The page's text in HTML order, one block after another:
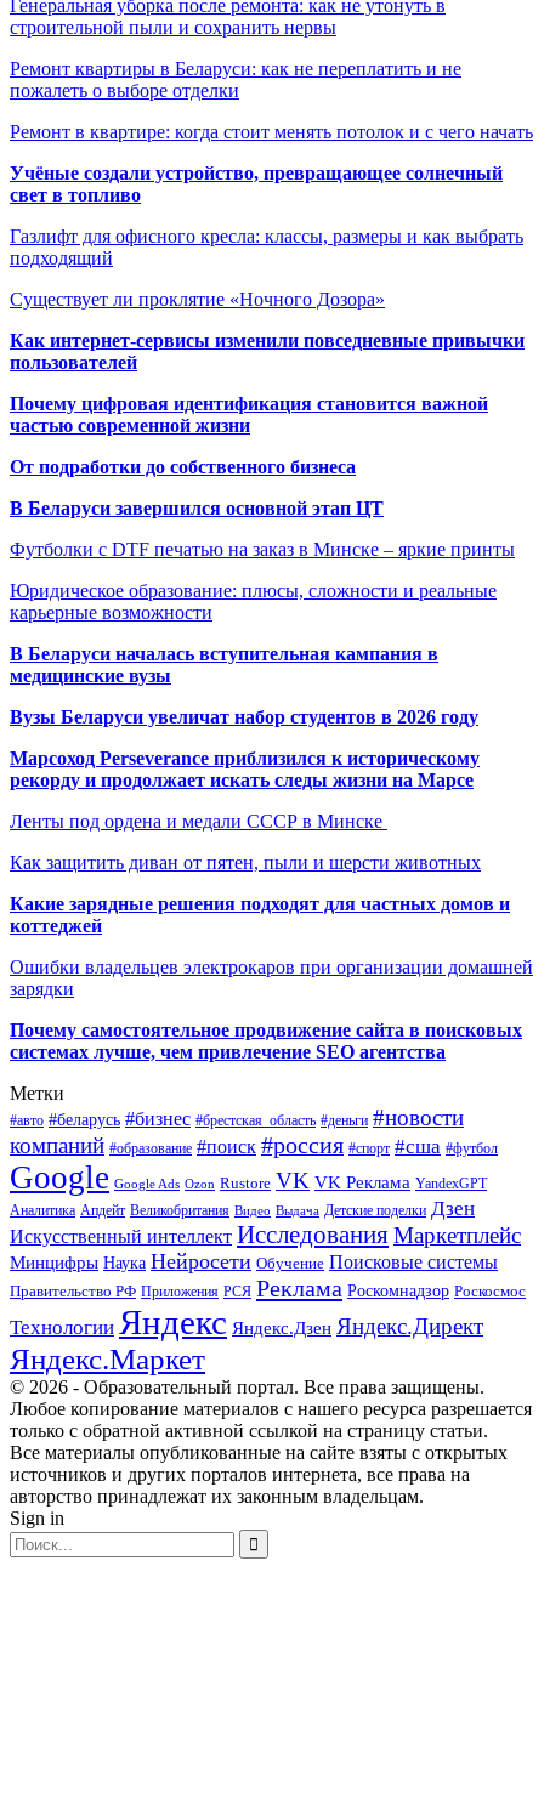
Генеральная уборка после ремонта: как не утонуть в
строительной пыли и сохранить нервы
Ремонт квартиры в Беларуси: как не переплатить и не
пожалеть о выборе отделки
Ремонт в квартире: когда стоит менять потолок и с чего начать
Учёные создали устройство, превращающее солнечный
свет в топливо
Газлифт для офисного кресла: классы, размеры и как выбрать
подходящий
Существует ли проклятие «Ночного Дозора»
Как интернет-сервисы изменили повседневные привычки
пользователей
Почему цифровая идентификация становится важной
частью современной жизни
От подработки до собственного бизнеса
В Беларуси завершился основной этап ЦТ
Футболки с DTF печатью на заказ в Минске – яркие принты
Юридическое образование: плюсы, сложности и реальные
карьерные возможности
В Беларуси началась вступительная кампания в
медицинские вузы
Вузы Беларуси увеличат набор студентов в 2026 году
Марсоход Perseverance приблизился к историческому
рекорду и продолжает искать следы жизни на Марсе
Ленты под ордена и медали СССР в Минске
Как защитить диван от пятен, пыли и шерсти животных
Какие зарядные решения подходят для частных домов и
коттеджей
Ошибки владельцев электрокаров при организации домашней
зарядки
Почему самостоятельное продвижение сайта в поисковых
системах лучше, чем привлечение SEO агентства
Метки
#авто #беларусь #бизнес #брестская_область #деньги #новости
компаний #образование #поиск #россия #спорт #сша #футбол
Google Google Ads Ozon Rustore VK VK Реклама YandexGPT
Аналитика Апдейт Великобритания Видео Выдача Детские поделки Дзен
Искусственный интеллект ИсследованияМаркетплейс
Минцифры Наука Нейросети Обучение Поисковые системы
Правительство РФ Приложения РСЯ Реклама Роскомнадзор Роскосмос
Технологии Яндекс Яндекс.Дзен Яндекс.Директ
Яндекс.Маркет
© 2026 - Образовательный портал. Все права защищены.
Любое копирование материалов с нашего ресурса разрешается
только с обратной активной ссылкой на страницу статьи.
Все материалы опубликованные на сайте взяты с открытых
источников и других порталов интернета, все права на
авторство принадлежат их законным владельцам.
Sign in